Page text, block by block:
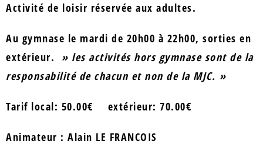
Activité de loisir réservée aux adultes.
Au gymnase le mardi de 20h00 à 22h00, sorties en
extérieur.
» les activités hors gymnase sont de la
responsabilité de chacun et non de la MJC. »
Tarif local: 50.00€ extérieur: 70.00€
Animateur : Alain LE FRANCOIS